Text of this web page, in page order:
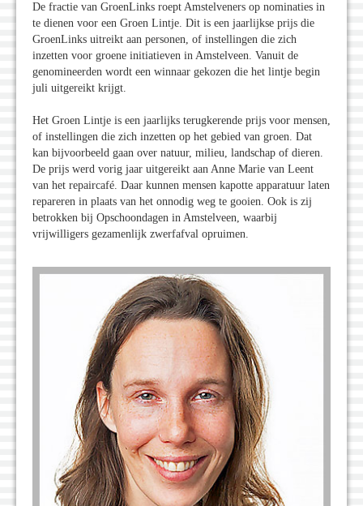
De fractie van GroenLinks roept Amstelveners op nominaties in
te dienen voor een Groen Lintje. Dit is een jaarlijkse prijs die
GroenLinks uitreikt aan personen, of instellingen die zich
inzetten voor groene initiatieven in Amstelveen. Vanuit de
genomineerden wordt een winnaar gekozen die het lintje begin
juli uitgereikt krijgt.
Het Groen Lintje is een jaarlijks terugkerende prijs voor mensen,
of instellingen die zich inzetten op het gebied van groen. Dat
kan bijvoorbeeld gaan over natuur, milieu, landschap of dieren.
De prijs werd vorig jaar uitgereikt aan Anne Marie van Leent
van het repaircafé. Daar kunnen mensen kapotte apparatuur laten
repareren in plaats van het onnodig weg te gooien. Ook is zij
betrokken bij Opschoondagen in Amstelveen, waarbij
vrijwilligers gezamenlijk zwerfafval opruimen.